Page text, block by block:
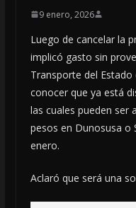
9 enero, 2026
Luego de cancelar la
implicó gasto sin
Transporte del
conocer que ya está
las cuales pueden ser
pesos en Dunosusa o
enero.
Aclaró que será una